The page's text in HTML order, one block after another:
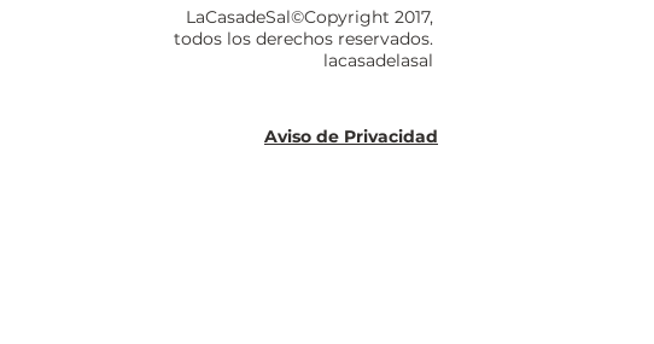
LaCasadeSal©Copyright 2017,
todos los derechos reservados.
lacasadelasal
Aviso de Privacidad